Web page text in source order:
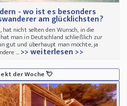
- wo ist es besonders
am glücklichsten?
nicht selten den Wunsch, in die
man in Deutschland schließlich zur
gut und überhaupt man möchte, ja
...>> weiterlesen >>
der Woche💘